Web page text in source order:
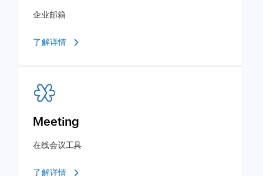
企业邮箱
了解详情
Meeting
在线会议工具
了解详情